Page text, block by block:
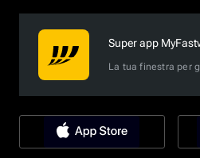
Super app
La tua finestra per